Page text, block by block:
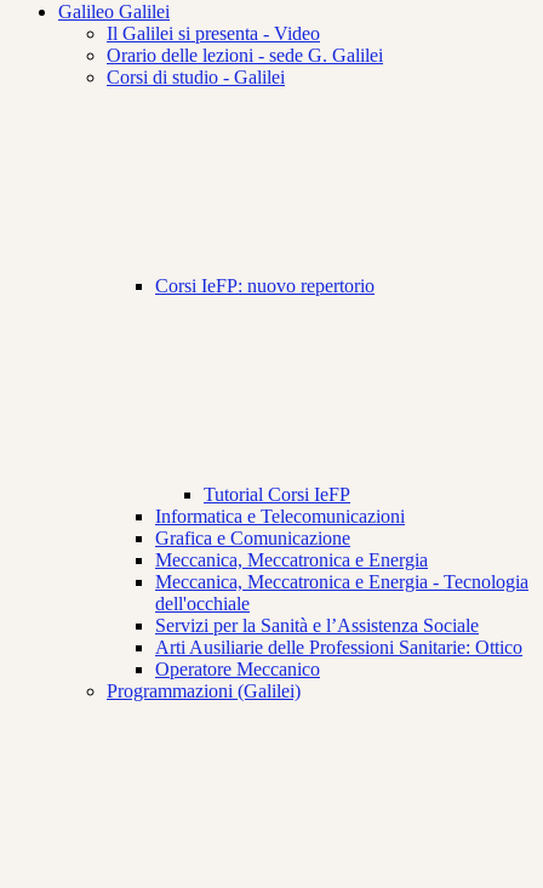
Galileo Galilei
Il Galilei si presenta - Video
Orario delle lezioni - sede G. Galilei
Corsi di studio - Galilei
Corsi IeFP: nuovo repertorio
Tutorial Corsi IeFP
Informatica e Telecomunicazioni
Grafica e Comunicazione
Meccanica, Meccatronica e Energia
Meccanica, Meccatronica e Energia - Tecnologia
dell'occhiale
Servizi per la Sanità e l’Assistenza Sociale
Arti Ausiliarie delle Professioni Sanitarie: Ottico
Operatore Meccanico
Programmazioni (Galilei)